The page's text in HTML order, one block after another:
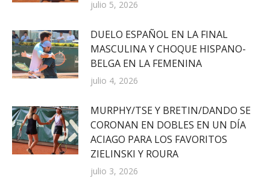
julio 5, 2026
DUELO ESPAÑOL EN LA FINAL
MASCULINA Y CHOQUE HISPANO-
BELGA EN LA FEMENINA
julio 4, 2026
MURPHY/TSE Y BRETIN/DANDO SE
CORONAN EN DOBLES EN UN DÍA
ACIAGO PARA LOS FAVORITOS
ZIELINSKI Y ROURA
julio 3, 2026